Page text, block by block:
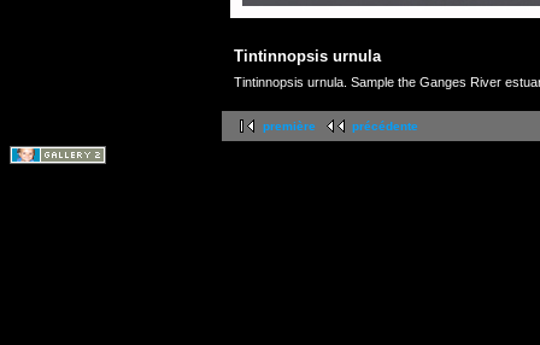
Tintinnopsis urnula
Tintinnopsis urnula. Sample the Ganges River
première précédente